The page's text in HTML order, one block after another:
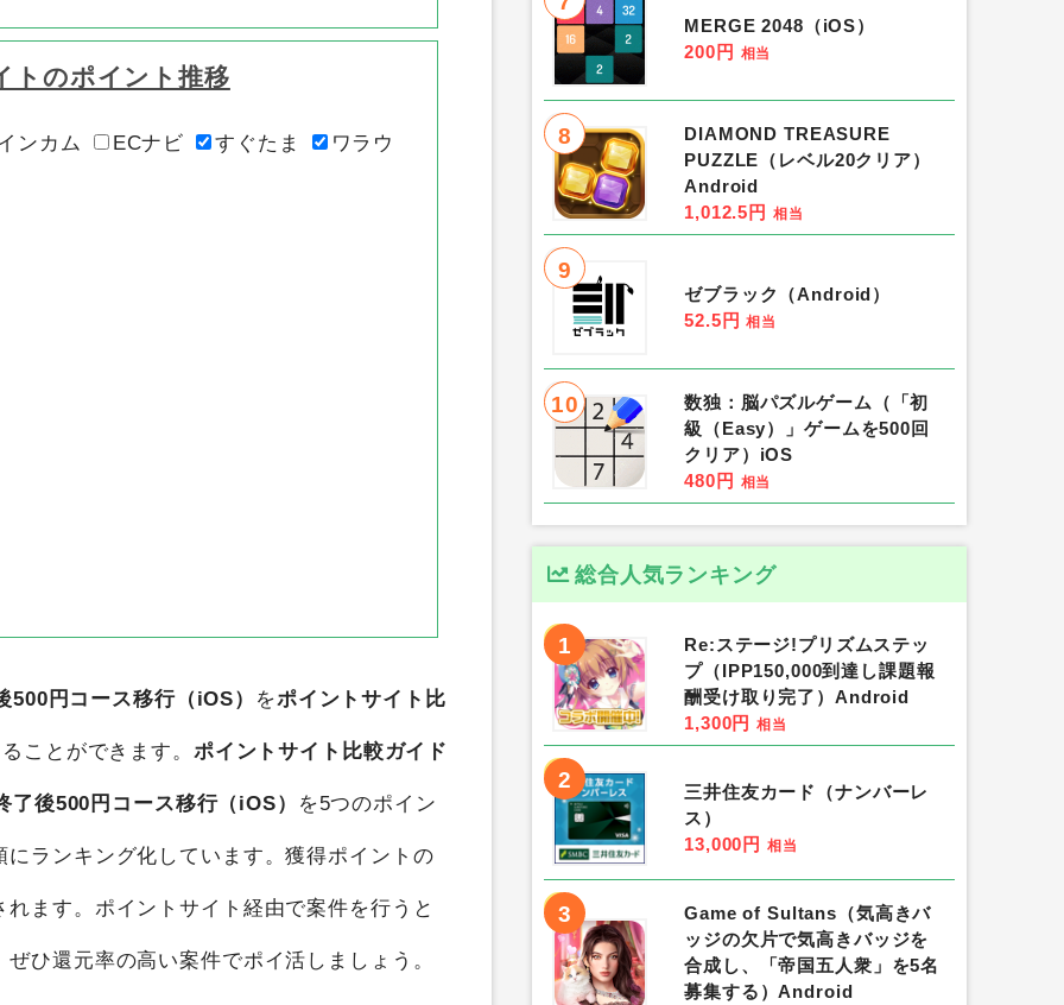
トのポイント推移
ンカム ECナビ すぐたま ワラウ
円コース移行（iOS） をポイントサイト比
ことができます。 ポイントサイト比較ガイド
後500円コース移行（iOS） を5つのポイン
ランキング化しています。獲得ポイントの
ます。ポイントサイト経由で案件を行うと
ひ還元率の高い案件でポイ活しましょう。
MERGE 2048（iOS）
200円 相当
8
DIAMOND TREASURE
PUZZLE（レベル20クリア）
Android
1,012.5円 相当
9
ゼブラック（Android）
52.5円 相当
10
数独：脳パズルゲーム（「初
級（Easy）」ゲームを500回
クリア）iOS
480円 相当
総合人気ランキング
1
Re:ステージ!プリズムステッ
プ（IPP150,000到達し課題報
酬受け取り完了）Android
1,300円 相当
2
三井住友カード（ナンバーレ
ス）
13,000円 相当
3
Game of Sultans（気高きバ
ッジの欠片で気高きバッジを
合成し、「帝国五人衆」を5名
募集する）Android